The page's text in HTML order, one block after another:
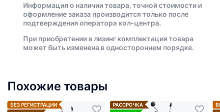
Информация о наличии товара, точной стоимости и
оформление заказа производится только после
подтверждения оператора кол-центра.
При приобретении в лизинг комплектация товара
может быть изменена в одностороннем порядке.
Похожие товары
БЕЗ РЕГИСТРАЦИИ
РАССРОЧКА